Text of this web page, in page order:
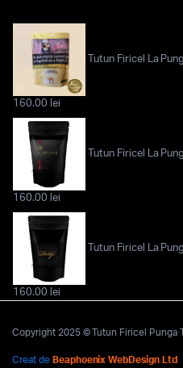
Tutun Firicel La
160.00 lei
Tutun Firicel La
160.00 lei
Tutun Firicel La
160.00 lei
Copyright 2025 © Tutun Firicel Punga
Creat de Beaphoenix WebDesign Ltd